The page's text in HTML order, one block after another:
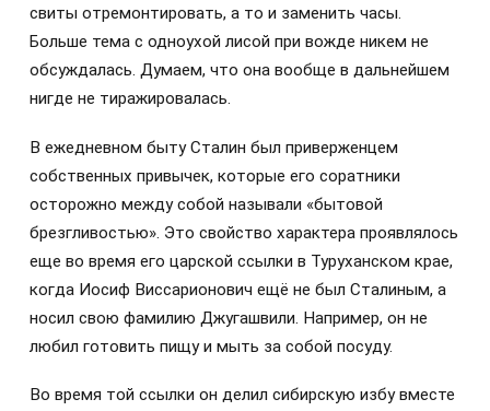
свиты отремонтировать, а то и заменить часы.
Больше тема с одноухой лисой при вожде никем не
обсуждалась. Думаем, что она вообще в дальнейшем
нигде не тиражировалась.
В ежедневном быту Сталин был приверженцем
собственных привычек, которые его соратники
осторожно между собой называли «бытовой
брезгливостью». Это свойство характера проявлялось
еще во время его царской ссылки в Туруханском крае,
когда Иосиф Виссарионович ещё не был Сталиным, а
носил свою фамилию Джугашвили. Например, он не
любил готовить пищу и мыть за собой посуду.
Во время той ссылки он делил сибирскую избу вместе